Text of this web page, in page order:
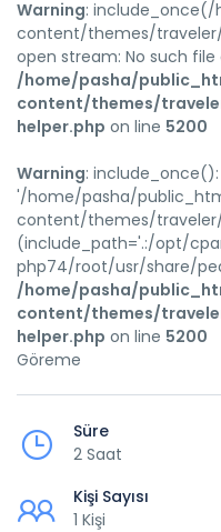
Warning:
content/themes/
open stream: No such
/home/pasha/
content/themes/
helper.php on line 5200
Warning:
'/home/pasha/
content/themes/
(include_path='.:/opt/
php74/root/usr/share/
/home/pasha/
content/themes/
helper.php on line 5200
Göreme
Süre
2 Saat
Kişi Sayısı
1 Kişi